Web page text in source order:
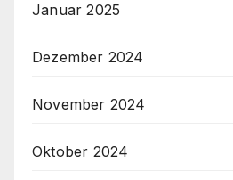
Januar 2025
Dezember 2024
November 2024
Oktober 2024